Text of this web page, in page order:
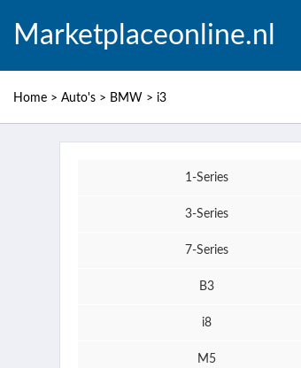
Marketplaceonline.nl
Home > Auto's > BMW > i3
1-Series
3-Series
7-Series
B3
i8
M5